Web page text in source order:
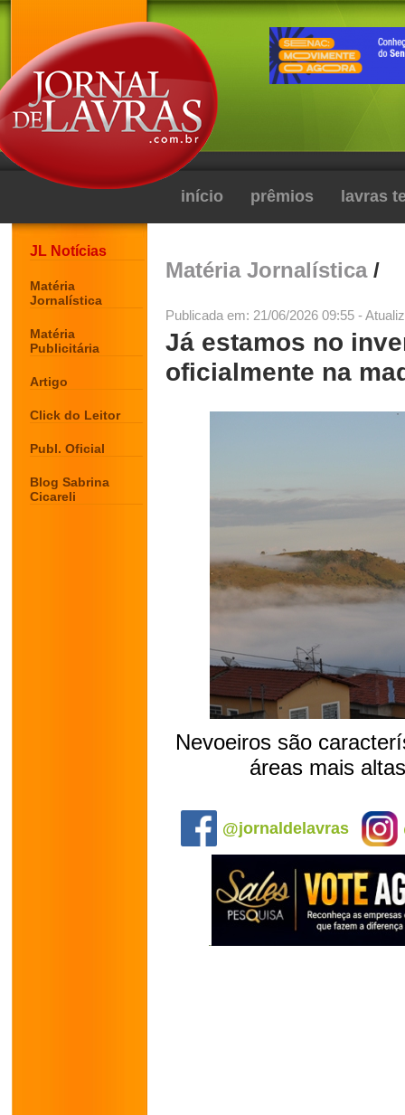
início prêmios lavras
JL Notícias
Matéria
Jornalística
Matéria
Publicitária
Artigo
Click do Leitor
Publ. Oficial
Blog Sabrina
Cicareli
Matéria Jornalística/
Publicada em: 21/06/2026 09:55 -
Já estamos no
oficialmente na
Nevoeiros são
áreas mais
@jornaldelavras